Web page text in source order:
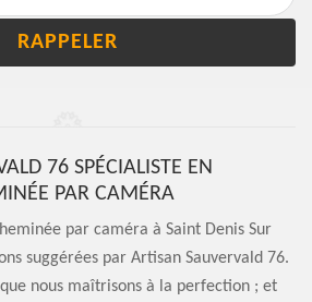
76 SPÉCIALISTE EN
PAR CAMÉRA
par caméra à Saint Denis Sur
suggérées par Artisan Sauvervald 76.
nous maîtrisons à la perfection ; et